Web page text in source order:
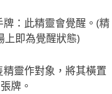
牌：此精靈會覺醒。(精
上即為覺醒狀態)
精靈作對象，將其橫置
牌。